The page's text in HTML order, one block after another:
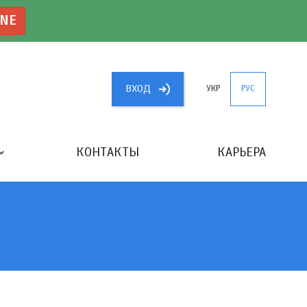
ВХОД УКР РУС
КОНТАКТЫ КАРЬЕРА